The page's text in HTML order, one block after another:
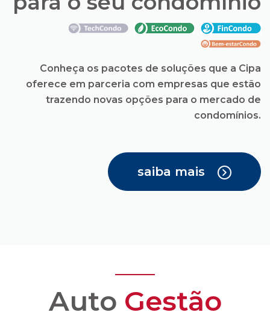
trazendo novas opções para o mercado de
condomínios.
saiba mais
administração
condominial com
transparência e